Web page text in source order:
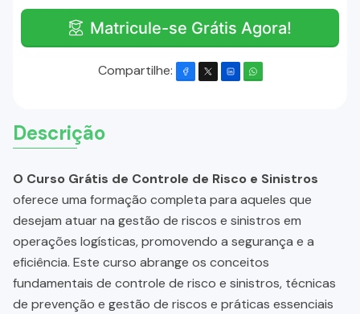
Matricule-se Grátis Agora!
Compartilhe:
Descrição
O Curso Grátis de Controle de Risco e Sinistros
oferece uma formação completa para aqueles que
desejam atuar na gestão de riscos e sinistros em
operações logísticas, promovendo a segurança e a
eficiência. Este curso abrange os conceitos
fundamentais de controle de risco e sinistros, técnicas
de prevenção e gestão de riscos e práticas essenciais